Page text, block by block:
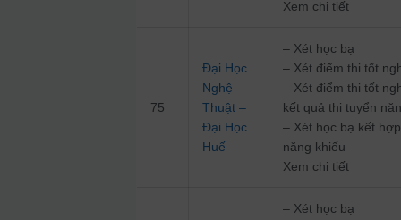
Xem chi tiết
75
Đại Học
Nghệ
Thuật –
Đại Học
Huế
– Xét học bạ
– Xét điểm thi tốt
– Xét điểm thi tốt
kết quả thi tuyển
– Xét học bạ kết
năng khiếu
Xem chi tiết
– Xét học bạ